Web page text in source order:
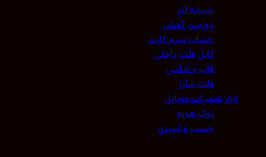
شیشه لنز
دوربین گوشی
خشاب سیم کارت
کابل فلت داخلی
قاب و شاسی
فلت شارژ
ابزار تعمیرات موبایل
نوک هویه
چسب و اسپری